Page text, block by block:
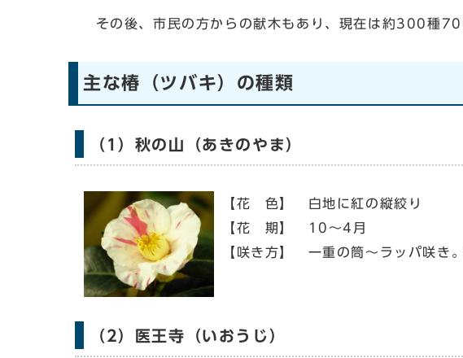
その後、市民の方からの献木もあり、現在は約300種
主な椿（ツバキ）の種類
（1）秋の山（あきのやま）
【花 色】 白地に紅の縦絞り
【花 期】 10～4月
【咲き方】 一重の筒～ラッパ咲き
（2）医王寺（いおうじ）